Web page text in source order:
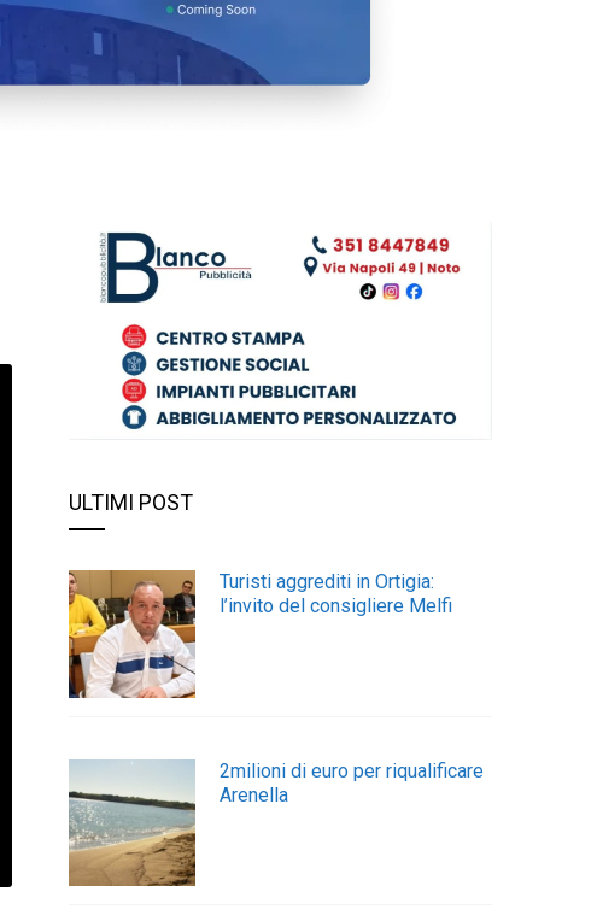
ULTIMI POST
Turisti aggrediti in Ortigia:
l’invito del consigliere Melfi
2milioni di euro per riqualificare
Arenella